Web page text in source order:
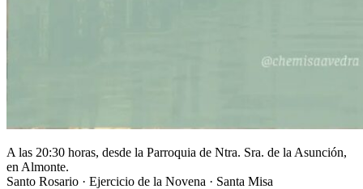
A las 20:30 horas, desde la Parroquia de Ntra. Sra. de la Asunción,
en Almonte.
Santo Rosario · Ejercicio de la Novena · Santa Misa